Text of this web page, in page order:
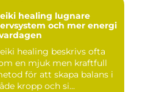
healing lugnare
och mer energi
healing beskrivs ofta
en mjuk men kraftfull
för att skapa balans i
kropp och si...